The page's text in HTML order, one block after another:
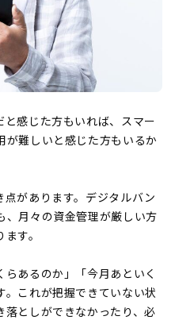
感じた方もいれば、スマー
が難しいと感じた方もいるか
があります。デジタルバン
、月々の資金管理が厳しい方
す。
あるのか」「今月あといく
。これが把握できていない状
としができなかったり、必